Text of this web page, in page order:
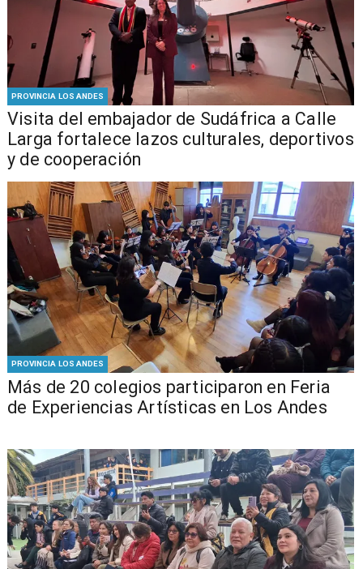
PROVINCIA LOS ANDES
​Visita del embajador de Sudáfrica a Calle
Larga fortalece lazos culturales, deportivos
y de cooperación
PROVINCIA LOS ANDES
Más de 20 colegios participaron en Feria
de Experiencias Artísticas en Los Andes